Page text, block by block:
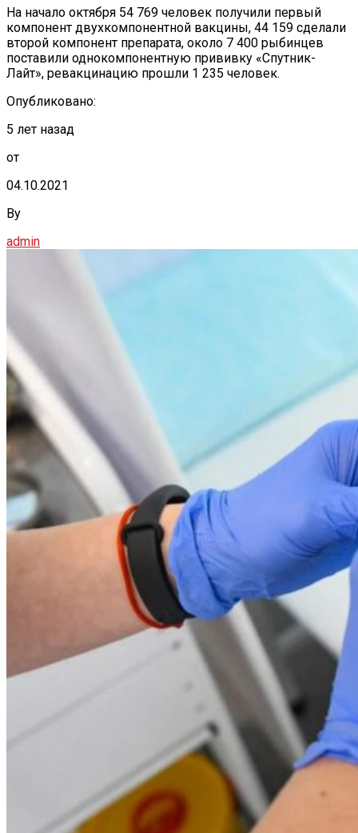
На начало октября 54 769 человек получили первый
компонент двухкомпонентной вакцины, 44 159 сделали
второй компонент препарата, около 7 400 рыбинцев
поставили однокомпонентную прививку «Спутник-
Лайт», ревакцинацию прошли 1 235 человек.
Опубликовано:
5 лет назад
от
04.10.2021
By
admin